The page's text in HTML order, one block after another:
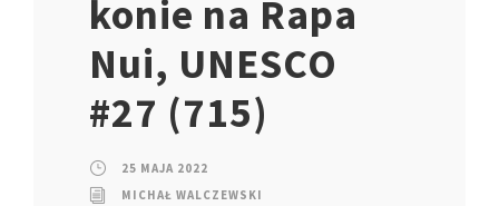
konie na Rapa
Nui, UNESCO
#27 (715)
25 MAJA 2022
MICHAŁ WALCZEWSKI